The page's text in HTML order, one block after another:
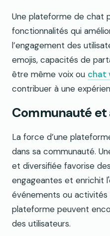
Une plateforme de chat
fonctionnalités qui
l’engagement des
emojis, capacités de
être même voix ou chat
contribuer à une
Communauté
La force d’une
dans sa communauté.
et diversifiée favorise
engageantes et enrichit
événements ou activités
plateforme peuvent
des utilisateurs.